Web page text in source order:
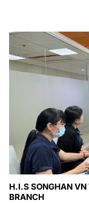
H.I.S SONGHAN VN
BRANCH